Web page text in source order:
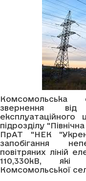
звернення від
підрозділу
ПрАТ "НЕК
запобігання
повітряних ліній
110,330кВ, які
Комсомольської